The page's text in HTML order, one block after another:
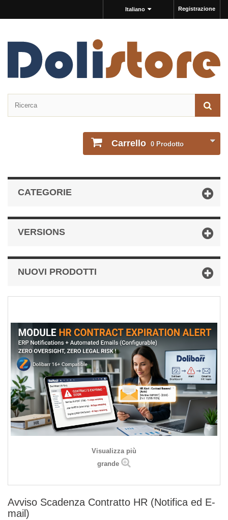
Registrazione
Italiano
Carrello 0 Prodotto
CATEGORIE
VERSIONS
NUOVI PRODOTTI
Visualizza più
grande
Avviso Scadenza Contratto HR (Notifica ed E-
mail)